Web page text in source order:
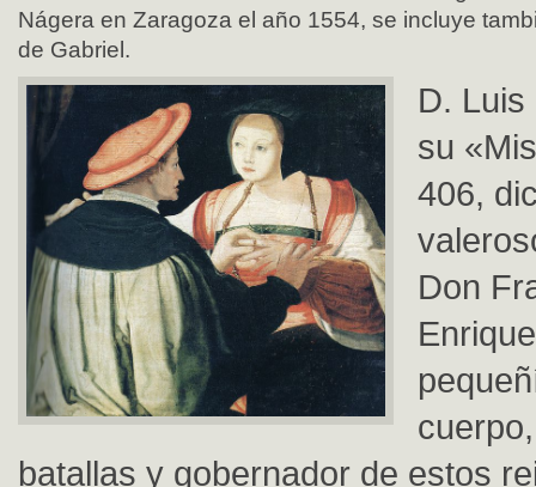
Nágera en Zaragoza el año 1554, se incluye
de Gabriel.
D.
su
406,
Don
batallas y gobernador de estos